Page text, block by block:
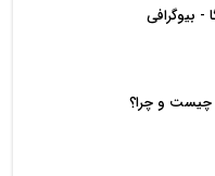
- بیوگرافی
چیست و چرا؟